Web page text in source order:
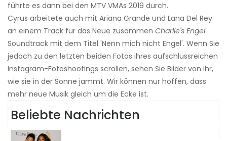
führte es dann bei den MTV VMAs 2019 durch.
Cyrus arbeitete auch mit Ariana Grande und Lana Del Rey
an einem Track für das Neue zusammen Charlie's Engel
Soundtrack mit dem Titel 'Nenn mich nicht Engel'. Wenn Sie
jedoch zu den letzten beiden Fotos ihres aufschlussreichen
Instagram-Fotoshootings scrollen, sehen Sie Bilder von ihr,
wie sie in der Sonne jammt. Wir können nur hoffen, dass
mehr neue Musik gleich um die Ecke ist.
Beliebte Nachrichten